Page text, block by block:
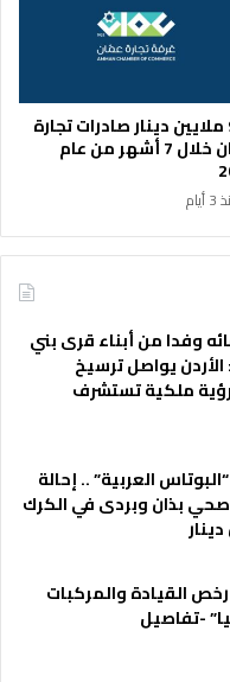
904 ملايين دينار صادرات تجارة
عمان خلال 7 أشهر من عام
وفدا من أبناء قرى بني
يواصل ترسيخ
ملكية تستشرف
العربية” .. إحالة
بذان وبردى في الكرك
القيادة والمركبات
-تفاصيل